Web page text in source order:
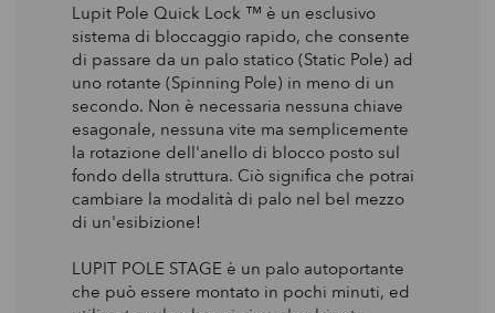
Lupit Pole Quick Lock ™ è un esclusivo
sistema di bloccaggio rapido, che consente
di passare da un palo statico (Static Pole) ad
uno rotante (Spinning Pole) in meno di un
secondo. Non è necessaria nessuna chiave
esagonale, nessuna vite ma semplicemente
la rotazione dell'anello di blocco posto sul
fondo della struttura. Ciò significa che potrai
cambiare la modalità di palo nel bel mezzo
di un'esibizione!
LUPIT POLE STAGE è un palo autoportante
che può essere montato in pochi minuti, ed